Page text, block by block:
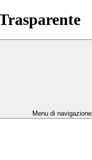
Menu di navigazione